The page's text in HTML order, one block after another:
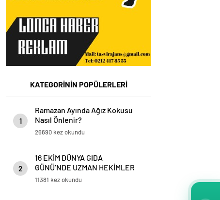
KATEGORİNİN POPÜLERLERİ
1
Ramazan Ayında Ağız Kokusu
Nasıl Önlenir?
26690 kez okundu
2
16 EKİM DÜNYA GIDA
GÜNÜ’NDE UZMAN HEKİMLER
BESİN ALERJİLERİNİ ve
11381 kez okundu